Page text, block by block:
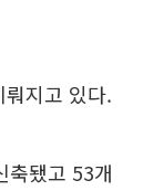
지고 있다.
축됐고 53개